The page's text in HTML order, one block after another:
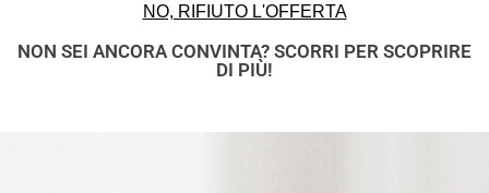
NO, RIFIUTO L'OFFERTA
NON SEI ANCORA CONVINTA? SCORRI PER SCOPRIRE
DI PIÙ!